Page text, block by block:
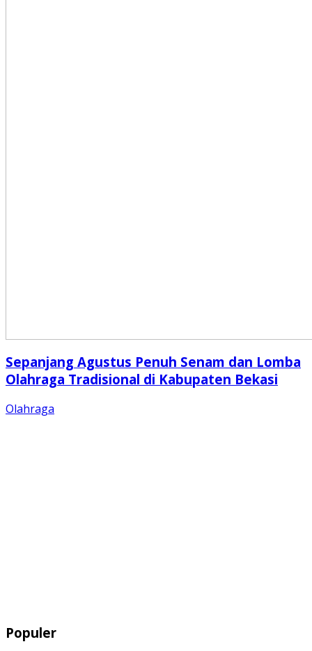
Sepanjang Agustus Penuh Senam dan Lomba
Olahraga Tradisional di Kabupaten Bekasi
Olahraga
Populer